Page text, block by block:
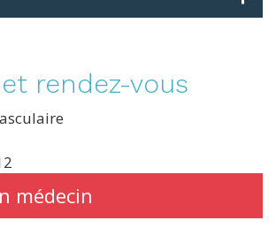
rendez-vous
médecin